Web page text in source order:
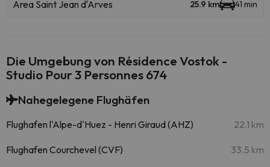
Area Saint Jean d'Arves 25.9 km 41 min
Die Umgebung von Résidence Vostok -
Studio Pour 3 Personnes 674
Nahegelegene Flughäfen
Flughafen l'Alpe-d'Huez - Henri Giraud (AHZ) 22.1 km
Flughafen Courchevel (CVF) 33.5 km